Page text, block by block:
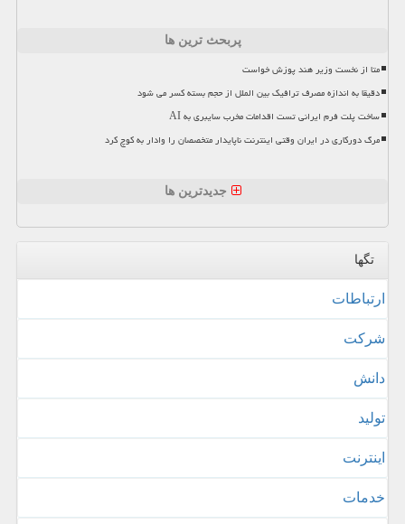
پربحث ترین ها
متا از نخست وزیر هند پوزش خواست
دقیقا به اندازه مصرف ترافیک بین الملل از حجم بسته کسر می شود
ساخت پلت فرم ایرانی تست اقدامات مخرب سایبری به AI
مرگ دورکاری در ایران وقتی اینترنت ناپایدار متخصصان را وادار به کوچ کرد
جدیدترین ها
تگها
ارتباطات
شركت
دانش
تولید
اینترنت
خدمات